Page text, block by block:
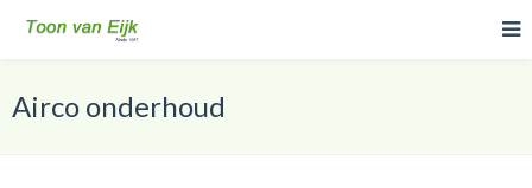
Airco onderhoud